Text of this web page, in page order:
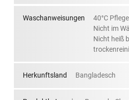
Waschanweisungen
40°C
Nicht im
Nicht heiß
Herkunftsland Bangladesch